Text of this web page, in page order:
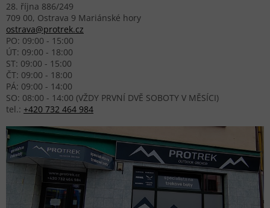
28. října 886/249
709 00, Ostrava 9 Mariánské hory
ostrava@protrek.cz
PO: 09:00 - 15:00
ÚT: 09:00 - 18:00
ST: 09:00 - 15:00
ČT: 09:00 - 18:00
PÁ: 09:00 - 14:00
SO: 08:00 - 14:00 (VŽDY PRVNÍ DVĚ SOBOTY V MĚSÍCI)
tel.: +420 732 464 984